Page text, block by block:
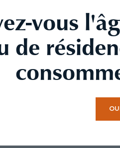
1
vous
de